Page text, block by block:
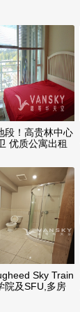
段！高贵林中心
优质公寓出租
Sky Train
院及SFU,多房